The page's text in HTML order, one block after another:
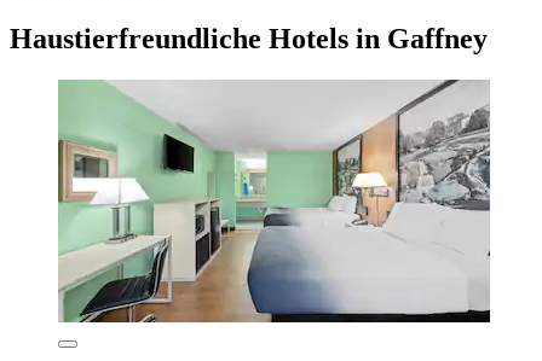
Haustierfreundliche Hotels in Gaffney